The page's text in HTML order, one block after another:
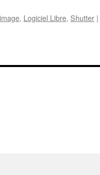
image, Logiciel Libre, Shutter |